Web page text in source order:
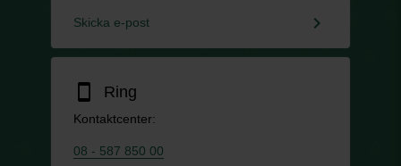
Skicka e-post keyboard_arrow_right
smartphone Ring
Kontaktcenter:
08 - 587 850 00